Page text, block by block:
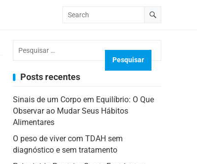
por:
Posts recentes
Sinais de um Corpo em Equilíbrio: O Que
Observar ao Mudar Seus Hábitos
Alimentares
O peso de viver com TDAH sem
diagnóstico e sem tratamento